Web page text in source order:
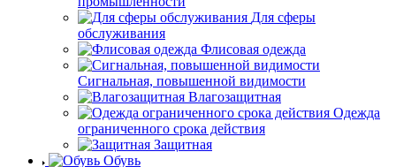
Для сферы
обслуживания
Флисовая одежда
Сигнальная, повышенной видимости
Влагозащитная
Одежда
ограниченного срока действия
Защитная
Обувь